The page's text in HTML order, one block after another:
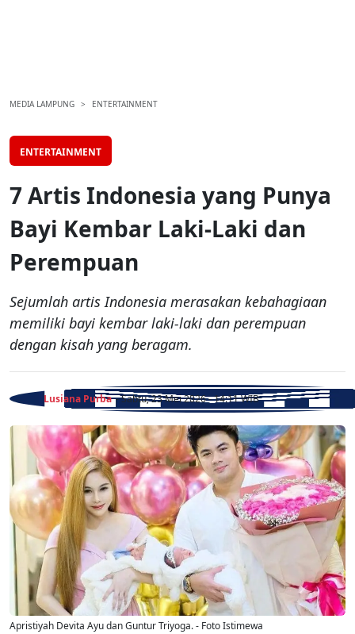
MEDIA LAMPUNG ENTERTAINMENT
ENTERTAINMENT
7 Artis Indonesia yang Punya
Bayi Kembar Laki-Laki dan
Perempuan
Sejumlah artis Indonesia merasakan kebahagiaan
memiliki bayi kembar laki-laki dan perempuan
dengan kisah yang beragam.
Lusiana Purba - Sabtu, 23 Mei 2026 - 14:11 WIB
Apristiyah Devita Ayu dan Guntur Triyoga. - Foto Istimewa